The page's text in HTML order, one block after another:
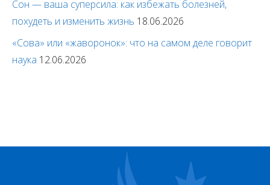
Сон — ваша суперсила: как избежать болезней,
похудеть и изменить жизнь 18.06.2026
«Сова» или «жаворонок»: что на самом деле говорит
наука 12.06.2026